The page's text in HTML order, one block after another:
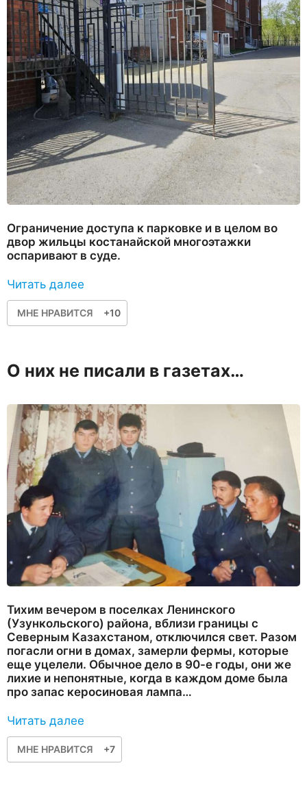
Ограничение доступа к парковке и в целом во
двор жильцы костанайской многоэтажки
оспаривают в суде.
Читать далее
МНЕ НРАВИТСЯ +10
О них не писали в газетах…
Тихим вечером в поселках Ленинского
(Узункольского) района, вблизи границы с
Северным Казахстаном, отключился свет. Разом
погасли огни в домах, замерли фермы, которые
еще уцелели. Обычное дело в 90-е годы, они же
лихие и непонятные, когда в каждом доме была
про запас керосиновая лампа…
Читать далее
МНЕ НРАВИТСЯ +7